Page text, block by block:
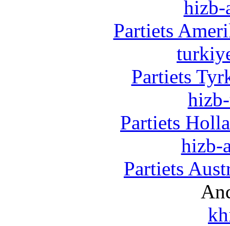
hizb-
Partiets
Partiets
Partiets
hizb-
Partiets